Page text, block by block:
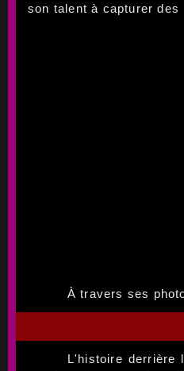
son talent à capturer des
À travers ses
L'histoire derrière